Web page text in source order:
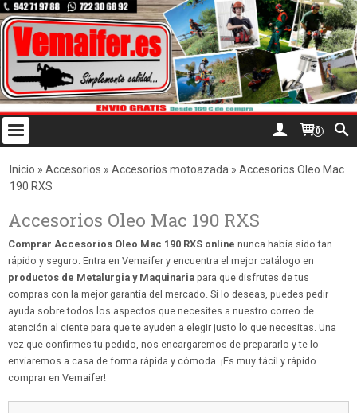
0
Inicio » Accesorios » Accesorios motoazada » Accesorios Oleo Mac
190 RXS
Accesorios Oleo Mac 190 RXS
Comprar Accesorios Oleo Mac 190 RXS online nunca había sido tan
rápido y seguro. Entra en Vemaifer y encuentra el mejor catálogo en
productos de Metalurgia y Maquinaria para que disfrutes de tus
compras con la mejor garantía del mercado. Si lo deseas, puedes pedir
ayuda sobre todos los aspectos que necesites a nuestro correo de
atención al ciente para que te ayuden a elegir justo lo que necesitas. Una
vez que confirmes tu pedido, nos encargaremos de prepararlo y te lo
enviaremos a casa de forma rápida y cómoda. ¡Es muy fácil y rápido
comprar en Vemaifer!